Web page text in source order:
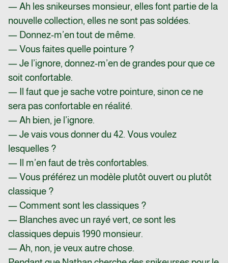
— Ah les snikeurses monsieur, elles font partie de la
nouvelle collection, elles ne sont pas soldées.
— Donnez-m’en tout de même.
— Vous faites quelle pointure ?
— Je l’ignore, donnez-m’en de grandes pour que ce
soit confortable.
— Il faut que je sache votre pointure, sinon ce ne
sera pas confortable en réalité.
— Ah bien, je l’ignore.
— Je vais vous donner du 42. Vous voulez
lesquelles ?
— Il m’en faut de très confortables.
— Vous préférez un modèle plutôt ouvert ou plutôt
classique ?
— Comment sont les classiques ?
— Blanches avec un rayé vert, ce sont les
classiques depuis 1990 monsieur.
— Ah, non, je veux autre chose.